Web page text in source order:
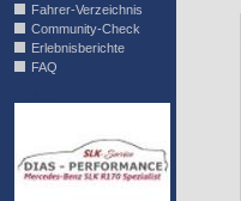
Fahrer-Verzeichnis
Community-Check
Erlebnisberichte
FAQ